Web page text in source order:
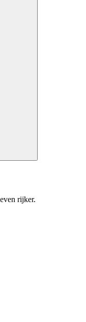
rijker.